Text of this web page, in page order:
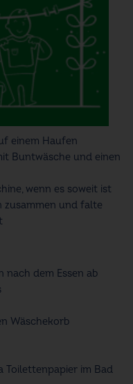
einem Haufen
Buntwäsche und einen
wenn es soweit ist
zusammen und falte
nach dem Essen ab
Wäschekorb
Toilettenpapier im Bad